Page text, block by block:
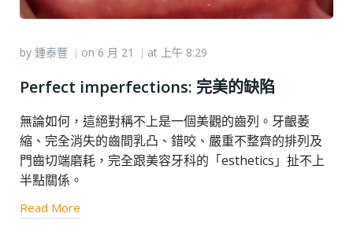
by 鍾泰豐 | on 6 月 21 | at 上午 8:29
Perfect imperfections: 完美的缺陷
無論如何，這絕對稱不上是一個美觀的齒列。牙齦萎
縮、完全消失的齒間乳凸、錯咬、嚴重不整齊的排列及
門齒切端磨耗，完全跟美容牙科的「esthetics」扯不上
半點關係。
Read More